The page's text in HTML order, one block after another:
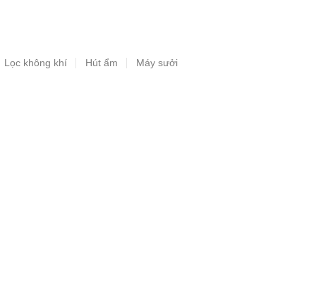
Lọc không khí Hút ẩm Máy sưởi